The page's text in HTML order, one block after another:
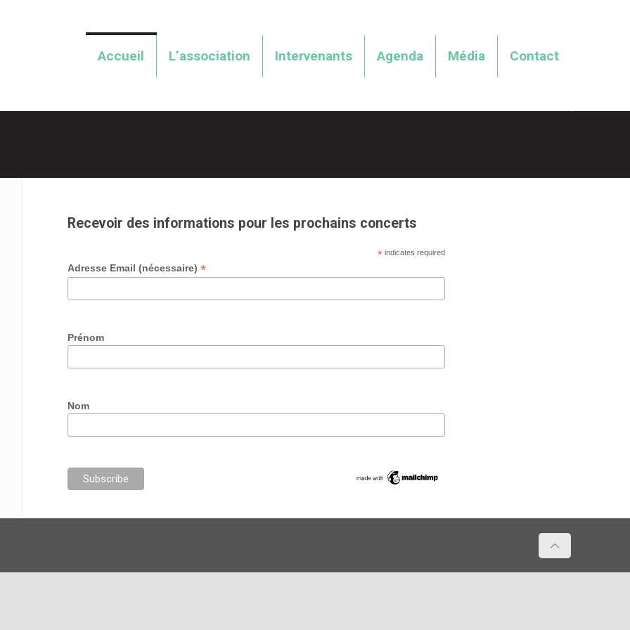
Accueil L’association Intervenants Agenda Média Contact
Recevoir des informations pour les prochains concerts
* indicates required
Adresse Email (nécessaire) *
Prénom
Nom